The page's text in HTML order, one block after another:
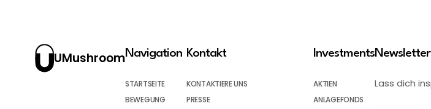
UMushroomNavigation
STARTSEITE
BEWEGUNG
Kontakt
KONTAKTIERE UNS
PRESSE
Investments
AKTIEN
ANLAGEFONDS
Newsletter
Lass dich